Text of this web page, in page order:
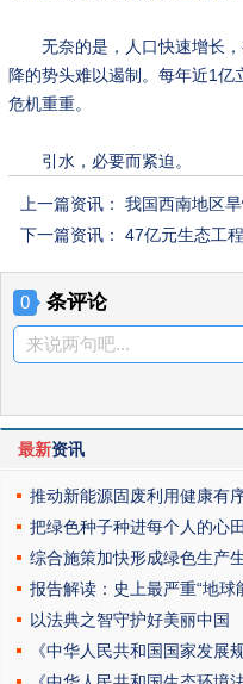
无奈的是，人口快速增长，
降的势头难以遏制。每年近1
危机重重。
引水，必要而紧迫。
上一篇资讯： 我国西南地区
下一篇资讯： 47亿元生态工
0 条评论
来说两句吧...
最新资讯
推动新能源固废利用健康有
把绿色种子种进每个人的心田
综合施策加快形成绿色生产
报告解读：史上最严重“地球
以法典之智守护好美丽中国
《中华人民共和国国家发展